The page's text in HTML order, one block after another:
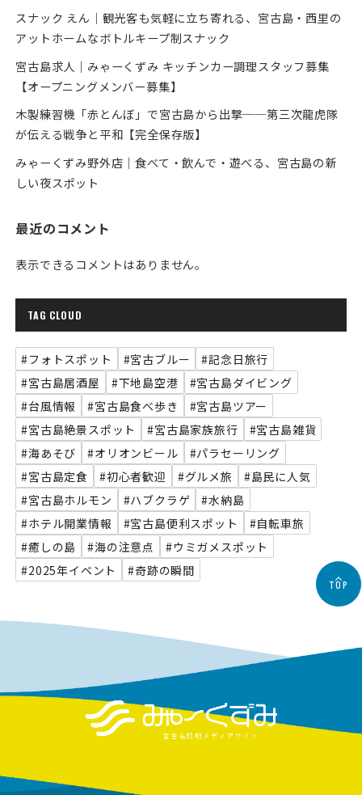
スナック えん｜観光客も気軽に立ち寄れる、宮古島・西里の
アットホームなボトルキープ制スナック
宮古島求人｜みゃーくずみ キッチンカー調理スタッフ募集
【オープニングメンバー募集】
木製練習機「赤とんぼ」で宮古島から出撃──第三次龍虎隊
が伝える戦争と平和【完全保存版】
みゃーくずみ野外店｜食べて・飲んで・遊べる、宮古島の新
しい夜スポット
最近のコメント
表示できるコメントはありません。
TAG CLOUD
#フォトスポット #宮古ブルー
#記念日旅行
#宮古島居酒屋
#下地島空港
#宮古島ダイビング
#台風情報
#宮古島食べ歩き
#宮古島ツアー
#宮古島絶景スポット
#宮古島家族旅行
#宮古島雑貨
#海あそび
#オリオンビール
#パラセーリング
#宮古島定食
#初心者歓迎 #グルメ旅
#島民に人気
#宮古島ホルモン
#ハブクラゲ
#水納島
#ホテル開業情報
#宮古島便利スポット
#自転車旅
#癒しの島
#海の注意点
#ウミガメスポット
#2025年イベント
#奇跡の瞬間
TOP